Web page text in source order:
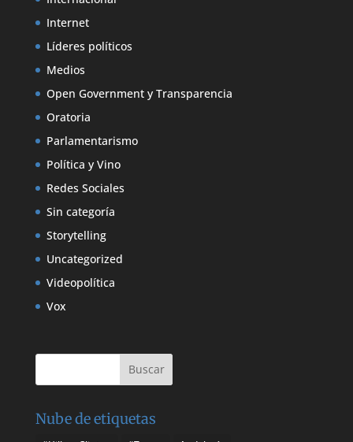
Internet
Líderes políticos
Medios
Open Government y Transparencia
Oratoria
Parlamentarismo
Política y Vino
Redes Sociales
Sin categoría
Storytelling
Uncategorized
Videopolítica
Vox
Nube de etiquetas